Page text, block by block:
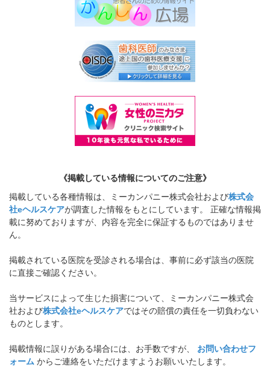
《掲載している情報についてのご注意》
掲載している各種情報は、ミーカンパニー株式会社および株式会
社eヘルスケアが調査した情報をもとにしています。 正確な情報掲
載に努めておりますが、内容を完全に保証するものではありませ
ん。
掲載されている医院を受診される場合は、事前に必ず該当の医院
に直接ご確認ください。
当サービスによって生じた損害について、ミーカンパニー株式会
社および株式会社eヘルスケアではその賠償の責任を一切負わない
ものとします。
掲載情報に誤りがある場合には、お手数ですが、 お問い合わせフ
ォーム からご連絡をいただけますようお願いいたします。